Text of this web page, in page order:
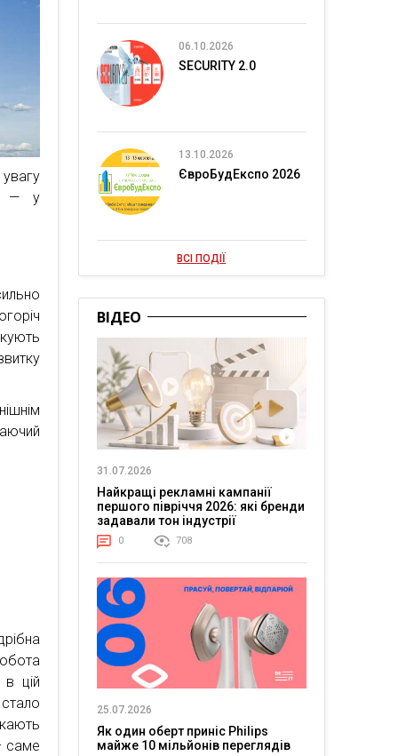
— у
цій
саме
06.10.2026
SECURITY 2.0
13.10.2026
ЄвроБудЕкспо 2026
ВСІ ПОДІЇ
ВІДЕО
31.07.2026
Найкращі рекламні кампанії
першого півріччя 2026: які бренди
задавали тон індустрії
0 708
25.07.2026
Як один оберт приніс Philips
майже 10 мільйонів переглядів